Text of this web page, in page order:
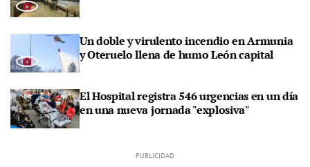
Un doble y virulento incendio en Armunia
y Oteruelo llena de humo León capital
El Hospital registra 546 urgencias en un día
en una nueva jornada "explosiva"